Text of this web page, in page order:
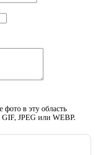
в эту область
JPEG или WEBP.